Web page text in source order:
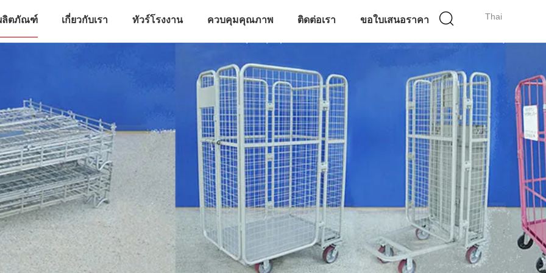
Thai
ลิตภัณฑ์ เกี่ยวกับเรา ทัวร์โรงงาน ควบคุมคุณภาพ ติดต่อเรา ขอใบเสนอราคา